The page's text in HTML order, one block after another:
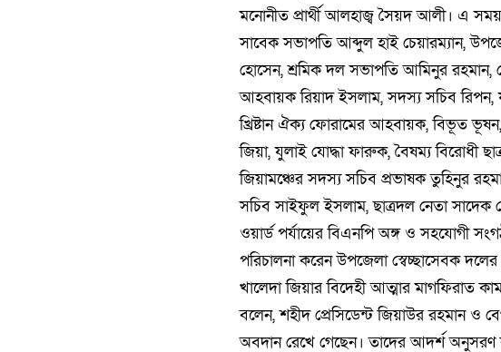
মনোনীত প্রার্থী আলহাজ্ব সৈয়দ আলী। এ সময়
সাবেক সভাপতি আব্দুল হাই চেয়ারম্যান,
হোসেন, শ্রমিক দল সভাপতি আমিনুর
আহবায়ক রিয়াদ ইসলাম, সদস্য সচিব
খ্রিষ্টান ঐক্য ফোরামের আহবায়ক, বিভূত
জিয়া, যুলাই যোদ্ধা ফারুক, বৈষম্য বিরোধী
জিয়ামঞ্চের সদস্য সচিব প্রভাষক তুহিনুর
সচিব সাইফুল ইসলাম, ছাত্রদল নেতা
ওয়ার্ড পর্যায়ের বিএনপি অঙ্গ ও সহযোগী
পরিচালনা করেন উপজেলা স্বেচ্ছাসেবক
খালেদা জিয়ার বিদেহী আত্মার মাগফিরাত
বলেন, শহীদ প্রেসিডেন্ট জিয়াউর রহমান ও
অবদান রেখে গেছেন। তাদের আদর্শ